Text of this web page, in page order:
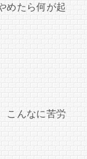
めたら何が起
こんなに苦労